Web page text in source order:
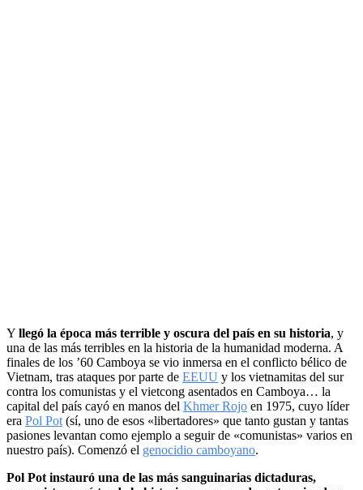
Y llegó la época más terrible y oscura del país en su historia, y
una de las más terribles en la historia de la humanidad moderna. A
finales de los ’60 Camboya se vio inmersa en el conflicto bélico de
Vietnam, tras ataques por parte de EEUU y los vietnamitas del sur
contra los comunistas y el vietcong asentados en Camboya… la
capital del país cayó en manos del Khmer Rojo en 1975, cuyo líder
era Pol Pot (sí, uno de esos «libertadores» que tanto gustan y tantas
pasiones levantan como ejemplo a seguir de «comunistas» varios en
nuestro país). Comenzó el genocidio camboyano.
Pol Pot instauró una de las más sanguinarias dictaduras,